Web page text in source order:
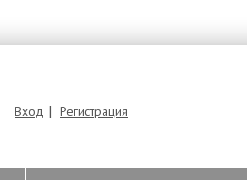
Вход | Регистрация